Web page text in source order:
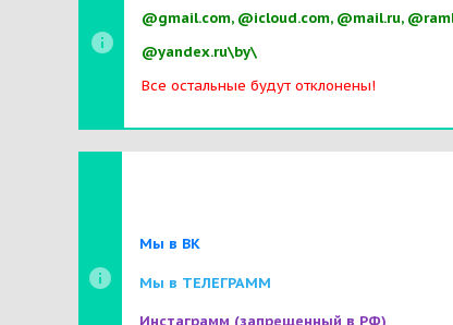
м
ы
ч
л
@gmail.com, @icloud.com, @mail.ru,
@yandex.ru\by\
Все остальные будут отклонены!
Мы в ВК
Мы в ТЕЛЕГРАММ
Инстаграмм (запрещенный в РФ)